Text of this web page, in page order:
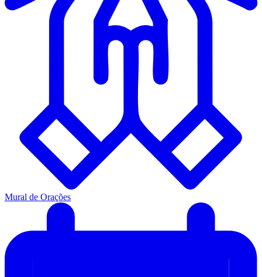
Mural de Orações